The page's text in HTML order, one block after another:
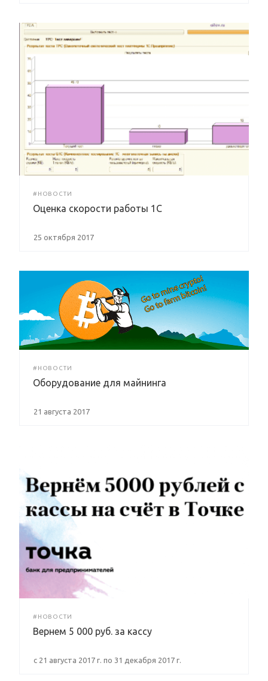
#НОВОСТИ
Оценка скорости работы 1С
25 октября 2017
#НОВОСТИ
Оборудование для майнинга
21 августа 2017
#НОВОСТИ
Вернем 5 000 руб. за кассу
с 21 августа 2017 г. по 31 декабря 2017 г.